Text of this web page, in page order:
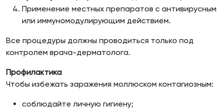
Применение местных препаратов с антивирусным
или иммуномодулирующим действием.
Все процедуры должны проводиться только под
контролем врача-дерматолога.
Профилактика
Чтобы избежать заражения моллюском контагиозным:
соблюдайте личную гигиену;